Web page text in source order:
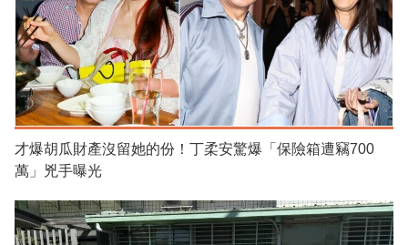
才爆胡瓜財產沒留她的份！丁柔安驚爆「保險箱遭竊700
萬」兇手曝光